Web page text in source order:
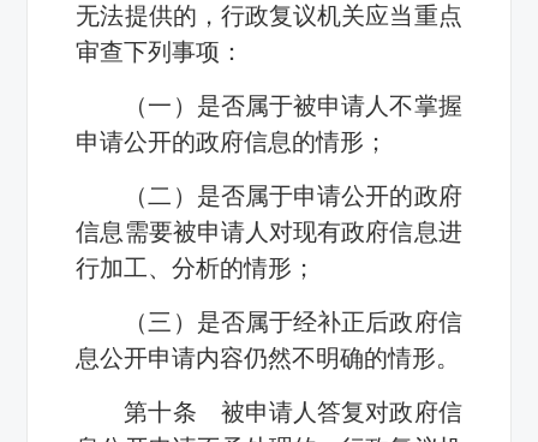
无法提供的，行政复议机关应当重点
审查下列事项：
（一）是否属于被申请人不掌握
申请公开的政府信息的情形；
（二）是否属于申请公开的政府
信息需要被申请人对现有政府信息进
行加工、分析的情形；
（三）是否属于经补正后政府信
息公开申请内容仍然不明确的情形。
第十条 被申请人答复对政府信